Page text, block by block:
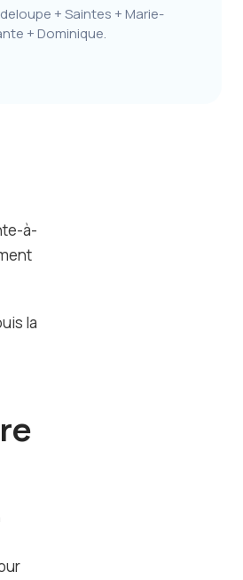
+ Saintes + Marie-
+ Dominique.
à-
la